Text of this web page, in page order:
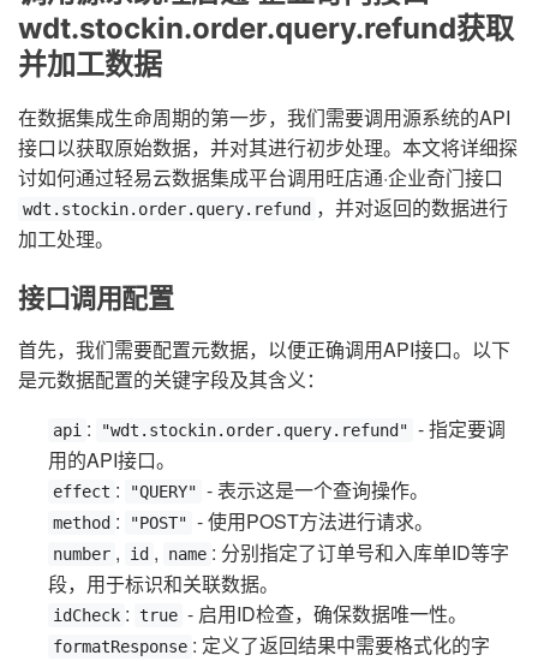
wdt.stockin.order.query.refund获取
并加工数据
在数据集成生命周期的第一步，我们需要调用源系统的API
接口以获取原始数据，并对其进行初步处理。本文将详细探
讨如何通过轻易云数据集成平台调用旺店通·企业奇门接口
wdt.stockin.order.query.refund ，并对返回的数据进行
加工处理。
接口调用配置
首先，我们需要配置元数据，以便正确调用API接口。以下
是元数据配置的关键字段及其含义：
api : "wdt.stockin.order.query.refund" - 指定要调
用的API接口。
effect : "QUERY" - 表示这是一个查询操作。
method : "POST" - 使用POST方法进行请求。
number , id , name : 分别指定了订单号和入库单ID等字
段，用于标识和关联数据。
idCheck : true - 启用ID检查，确保数据唯一性。
formatResponse : 定义了返回结果中需要格式化的字